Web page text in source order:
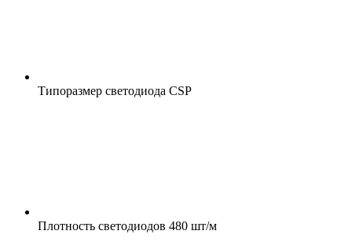
Типоразмер светодиода CSP
Плотность светодиодов 480 шт/м